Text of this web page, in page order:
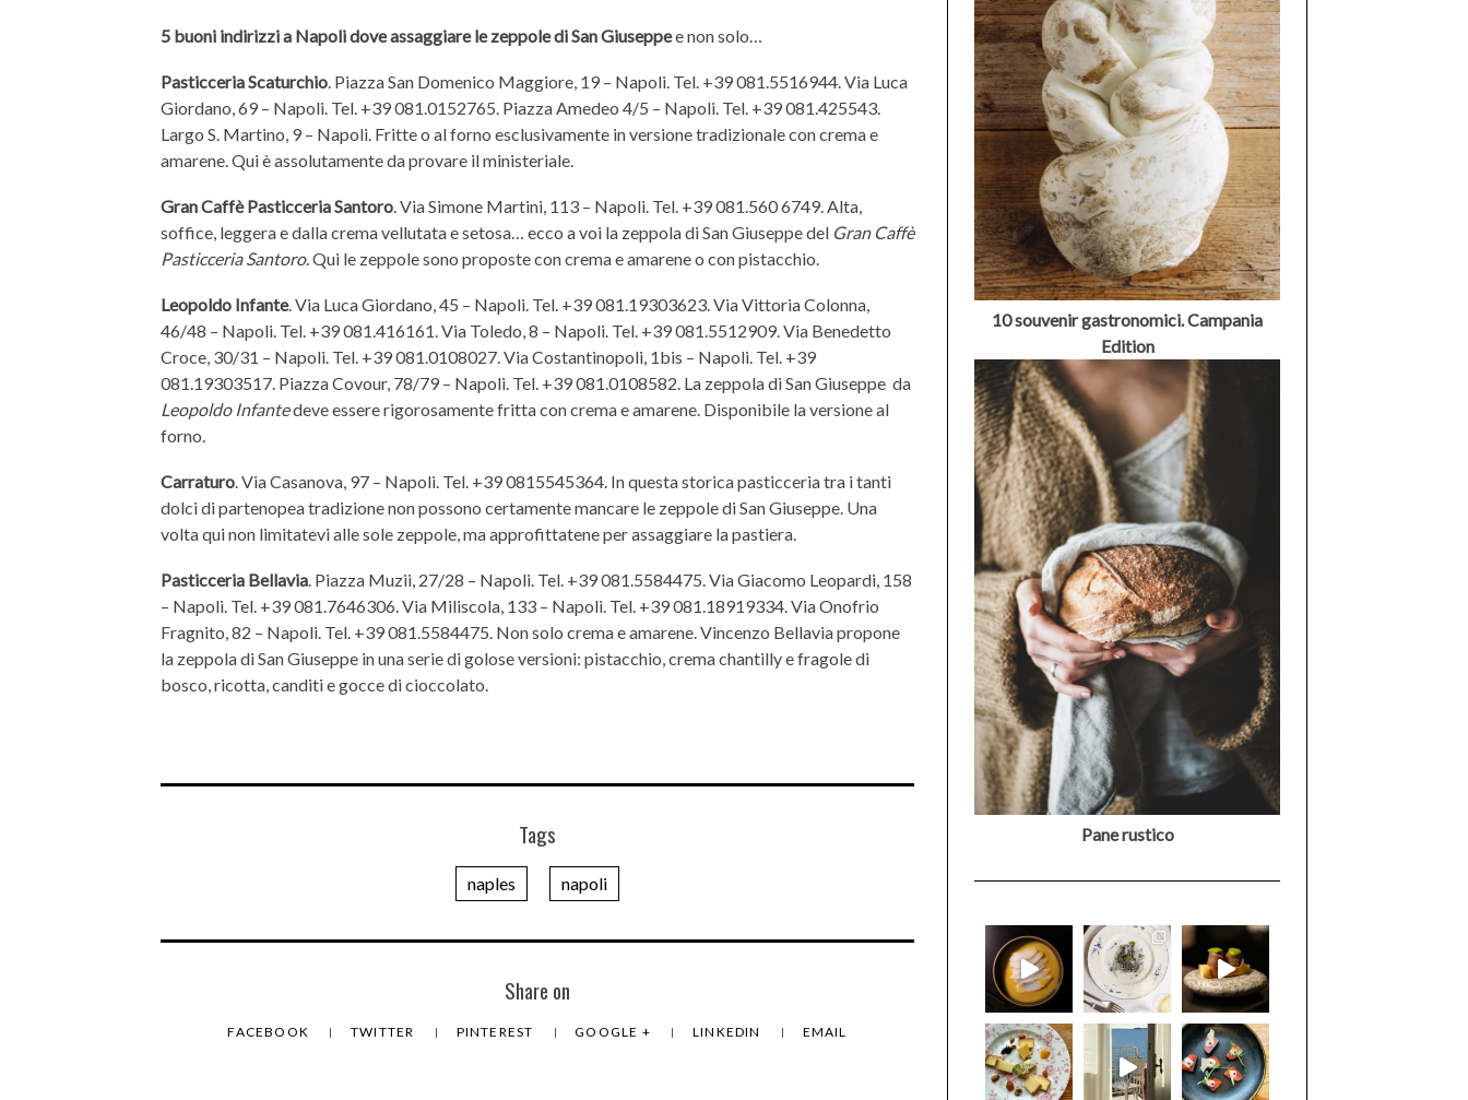
5 buoni indirizzi a Napoli dove assaggiare le zeppole di San Giuseppee non solo…
Pasticceria Scaturchio. Piazza San Domenico Maggiore, 19 – Napoli. Tel. +39 081.5516944. Via Luca
Giordano, 69 – Napoli. Tel. +39 081.0152765. Piazza Amedeo 4/5 – Napoli. Tel. +39 081.425543.
Largo S. Martino, 9 – Napoli. Fritte o al forno esclusivamente in versione tradizionale con crema e
amarene. Qui è assolutamente da provare il ministeriale.
Gran Caffè Pasticceria Santoro. Via Simone Martini, 113 – Napoli. Tel. +39 081.560 6749. Alta,
soffice, leggera e dalla crema vellutata e setosa… ecco a voi la zeppola di San Giuseppe del Gran Caffè
Pasticceria Santoro. Qui le zeppole sono proposte con crema e amarene o con pistacchio.
Leopoldo Infante. Via Luca Giordano, 45 – Napoli. Tel. +39 081.19303623. Via Vittoria Colonna,
46/48 – Napoli. Tel. +39 081.416161. Via Toledo, 8 – Napoli. Tel. +39 081.5512909. Via Benedetto
Croce, 30/31 – Napoli. Tel. +39 081.0108027. Via Costantinopoli, 1bis – Napoli. Tel. +39
081.19303517. Piazza Covour, 78/79 – Napoli. Tel. +39 081.0108582. La zeppola di San Giuseppe da
Leopoldo Infantedeve essere rigorosamente fritta con crema e amarene. Disponibile la versione al
forno.
Carraturo. Via Casanova, 97 – Napoli. Tel. +39 0815545364. In questa storica pasticceria tra i tanti
dolci di partenopea tradizione non possono certamente mancare le zeppole di San Giuseppe. Una
volta qui non limitatevi alle sole zeppole, ma approfittatene per assaggiare la pastiera.
Pasticceria Bellavia. Piazza Muzii, 27/28 – Napoli. Tel. +39 081.5584475. Via Giacomo Leopardi, 158
– Napoli. Tel. +39 081.7646306. Via Miliscola, 133 – Napoli. Tel. +39 081.18919334. Via Onofrio
Fragnito, 82 – Napoli. Tel. +39 081.5584475. Non solo crema e amarene. Vincenzo Bellavia propone
la zeppola di San Giuseppe in una serie di golose versioni: pistacchio, crema chantilly e fragole di
bosco, ricotta, canditi e gocce di cioccolato.
Tags
naples napoli
Share on
FACEBOOK TWITTER PINTEREST GOOGLE + LINKEDIN EMAIL
10 souvenir gastronomici. Campania
Edition
Pane rustico